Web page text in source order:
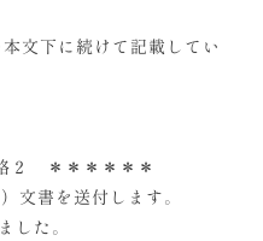
文下に続けて記載してい
２ ＊＊＊＊＊＊
文書を送付します。
た。